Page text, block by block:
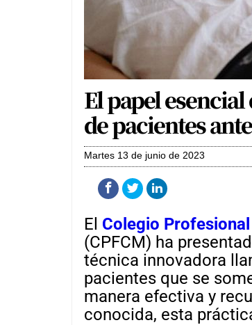
El papel
de pacientes
martes 13 de junio de 2023
El Colegio
(CPFCM) ha
técnica innovadora
pacientes que se
manera efectiva y
conocida, esta